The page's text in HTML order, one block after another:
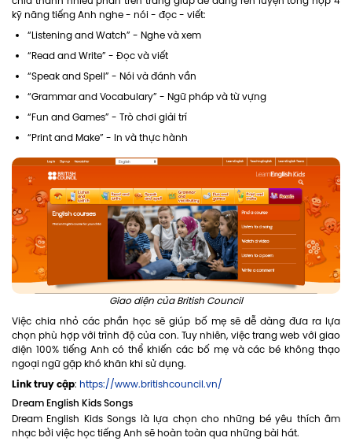
kỹ năng tiếng Anh nghe - nói - đọc - viết:
“Listening and Watch” - Nghe và xem
“Read and Write” - Đọc và viết
“Speak and Spell” - Nói và đánh vần
“Grammar and Vocabulary” - Ngữ pháp và từ vựng
“Fun and Games” - Trò chơi giải trí
“Print and Make” - In và thực hành
Giao diện của British Council
Việc chia nhỏ các phần học sẽ giúp bố mẹ sẽ dễ dàng đưa ra lựa
chọn phù hợp với trình độ của con. Tuy nhiên, việc trang web với giao
diện 100% tiếng Anh có thể khiến các bố mẹ và các bé không thạo
ngoại ngữ gặp khó khăn khi sử dụng.
Link truy cập: https://www.britishcouncil.vn/
Dream English Kids Songs
Dream English Kids Songs là lựa chọn cho những bé yêu thích âm
nhạc bởi việc học tiếng Anh sẽ hoàn toàn qua những bài hát.